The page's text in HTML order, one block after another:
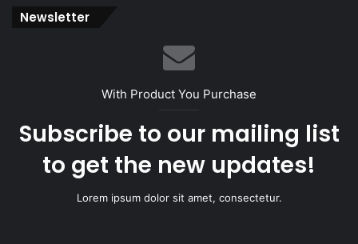
Newsletter
With Product You Purchase
Subscribe to our mailing list
to get the new updates!
Lorem ipsum dolor sit amet, consectetur.